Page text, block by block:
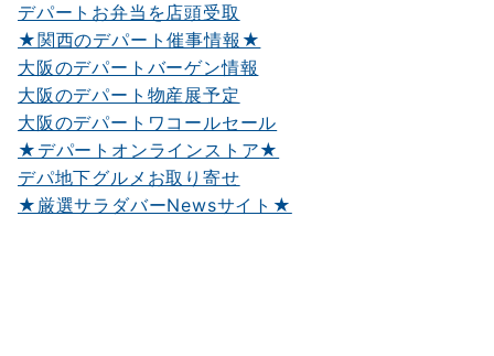
デパートお弁当を店頭受取
★関西のデパート催事情報★
大阪のデパートバーゲン情報
大阪のデパート物産展予定
大阪のデパートワコールセール
★デパートオンラインストア★
デパ地下グルメお取り寄せ
★厳選サラダバーNewsサイト★